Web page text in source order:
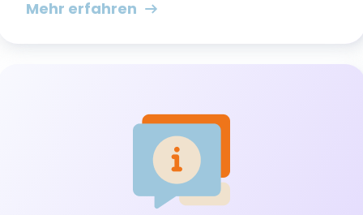
Mehr erfahren